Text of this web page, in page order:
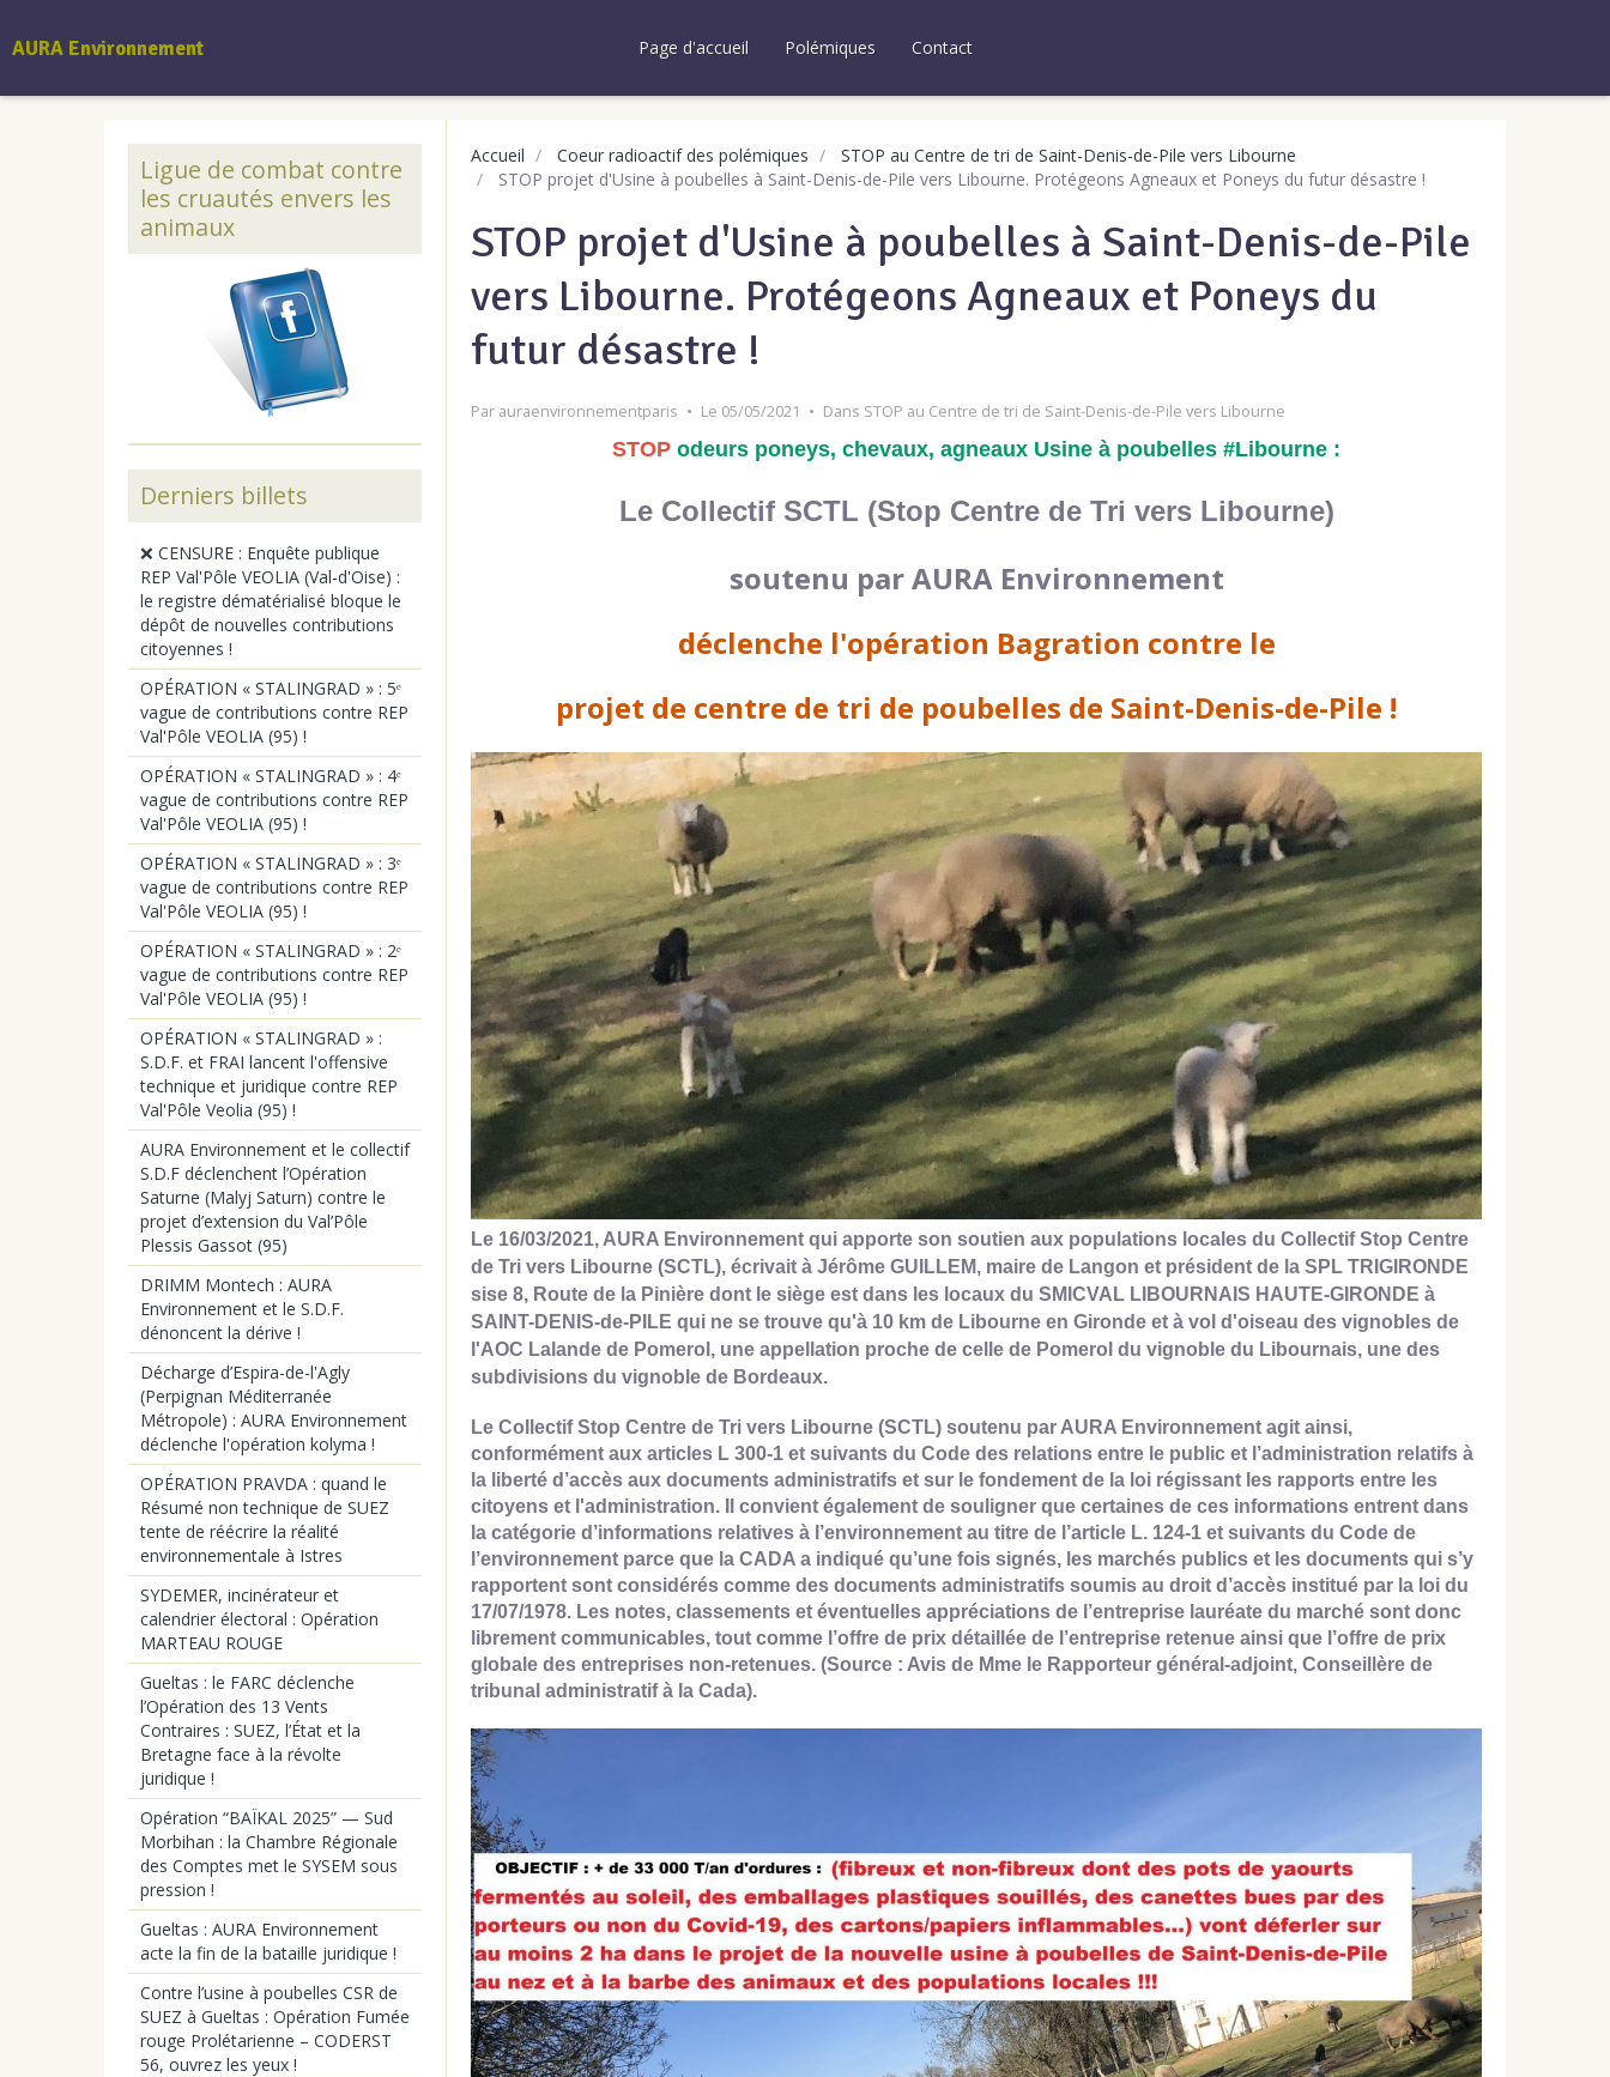
AURA Environnement Page d'accueil Polémiques Contact
Accueil Coeur radioactif des polémiques
STOP au Centre de tri de Saint-Denis-de-Pile vers Libourne
STOP projet d'Usine à poubelles à Saint-Denis-de-Pile vers Libourne. Protégeons Agneaux et Poneys du futur désastre !
STOP projet d'Usine à poubelles à Saint-Denis-de-Pile
vers Libourne. Protégeons Agneaux et Poneys du
futur désastre !
Par auraenvironnementparis Le 05/05/2021 Dans STOP au Centre de tri de Saint-Denis-de-Pile vers Libourne
STOP odeurs poneys, chevaux, agneaux Usine à poubelles #Libourne :
Le Collectif SCTL (Stop Centre de Tri vers Libourne)
soutenu par AURA Environnement
déclenche l'opération Bagration contre le
projet de centre de tri de poubelles de Saint-Denis-de-Pile !
Le 16/03/2021, AURA Environnement qui apporte son soutien aux populations locales du Collectif Stop Centre
de Tri vers Libourne (SCTL), écrivait à Jérôme GUILLEM, maire de Langon et président de la SPL TRIGIRONDE
sise 8, Route de la Pinière dont le siège est dans les locaux du SMICVAL LIBOURNAIS HAUTE-GIRONDE à
SAINT-DENIS-de-PILE qui ne se trouve qu'à 10 km de Libourne en Gironde et à vol d'oiseau des vignobles de
l'AOC Lalande de Pomerol, une appellation proche de celle de Pomerol du vignoble du Libournais, une des
subdivisions du vignoble de Bordeaux.
Le Collectif Stop Centre de Tri vers Libourne (SCTL) soutenu par AURA Environnement agit ainsi,
conformément aux articles L 300-1 et suivants du Code des relations entre le public et l’administration relatifs à
la liberté d’accès aux documents administratifs et sur le fondement de la loi régissant les rapports entre les
citoyens et l'administration.
Il convient également de souligner que certaines de ces informations entrent dans
la catégorie d’informations relatives à l’environnement au titre de l’article L. 124-1 et suivants du Code de
l’environnement parce que la CADA a indiqué qu’une fois signés, les marchés publics et les documents qui s’y
rapportent sont considérés comme des documents administratifs soumis au droit d’accès institué par la loi du
17/07/1978. Les notes, classements et éventuelles appréciations de l’entreprise lauréate du marché sont donc
librement communicables, tout comme l’offre de prix détaillée de l’entreprise retenue ainsi que l’offre de prix
globale des entreprises non-retenues. (Source : Avis de Mme le Rapporteur général-adjoint, Conseillère de
tribunal administratif à la Cada).
Ligue de combat contre
les cruautés envers les
animaux
Derniers billets
❌ CENSURE : Enquête publique
REP Val'Pôle VEOLIA (Val-d'Oise) :
le registre dématérialisé bloque le
dépôt de nouvelles contributions
citoyennes !
OPÉRATION « STALINGRAD » : 5ᵉ
vague de contributions contre REP
Val'Pôle VEOLIA (95) !
OPÉRATION « STALINGRAD » : 4ᵉ
vague de contributions contre REP
Val'Pôle VEOLIA (95) !
OPÉRATION « STALINGRAD » : 3ᵉ
vague de contributions contre REP
Val'Pôle VEOLIA (95) !
OPÉRATION « STALINGRAD » : 2ᵉ
vague de contributions contre REP
Val'Pôle VEOLIA (95) !
OPÉRATION « STALINGRAD » :
S.D.F. et FRAI lancent l'offensive
technique et juridique contre REP
Val'Pôle Veolia (95) !
AURA Environnement et le collectif
S.D.F déclenchent l’Opération
Saturne (Malyj Saturn) contre le
projet d’extension du Val’Pôle
Plessis Gassot (95)
DRIMM Montech : AURA
Environnement et le S.D.F.
dénoncent la dérive !
Décharge d’Espira-de-l'Agly
(Perpignan Méditerranée
Métropole) : AURA Environnement
déclenche l'opération kolyma !
OPÉRATION PRAVDA : quand le
Résumé non technique de SUEZ
tente de réécrire la réalité
environnementale à Istres
SYDEMER, incinérateur et
calendrier électoral : Opération
MARTEAU ROUGE
Gueltas : le FARC déclenche
l’Opération des 13 Vents
Contraires : SUEZ, l’État et la
Bretagne face à la révolte
juridique !
Opération “BAÏKAL 2025” — Sud
Morbihan : la Chambre Régionale
des Comptes met le SYSEM sous
pression !
Gueltas : AURA Environnement
acte la fin de la bataille juridique !
Contre l’usine à poubelles CSR de
SUEZ à Gueltas : Opération Fumée
rouge Prolétarienne – CODERST
56, ouvrez les yeux !